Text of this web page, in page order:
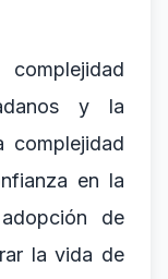
y la
complejidad
en la
de
la vida de